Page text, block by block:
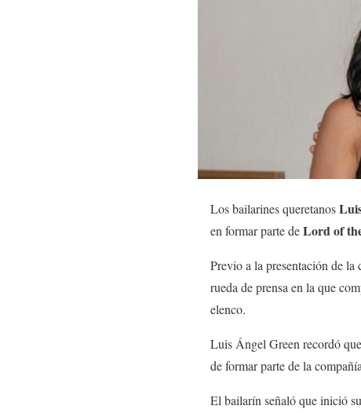
Los bailarines queretanos
en formar parte deLord of
Previo a la presentación de
rueda de prensa en la que
elenco.
Luis Ángel Green recordó
de formar parte de la
El bailarín señaló que inició